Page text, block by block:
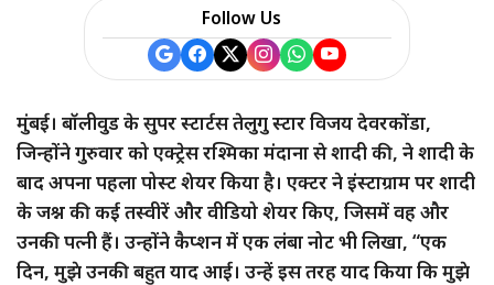
Follow Us
मुंबई। बॉलीवुड के सुपर स्टार्टस तेलुगु स्टार विजय देवरकोंडा,
जिन्होंने गुरुवार को एक्ट्रेस रश्मिका मंदाना से शादी की, ने शादी के
बाद अपना पहला पोस्ट शेयर किया है। एक्टर ने इंस्टाग्राम पर शादी
के जश्न की कई तस्वीरें और वीडियो शेयर किए, जिसमें वह और
उनकी पत्नी हैं। उन्होंने कैप्शन में एक लंबा नोट भी लिखा, “एक
दिन, मुझे उनकी बहुत याद आई। उन्हें इस तरह याद किया कि मुझे